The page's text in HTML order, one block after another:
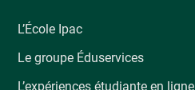
L’École Ipac
Le groupe Éduservices
L’expériences étudiante en ligne